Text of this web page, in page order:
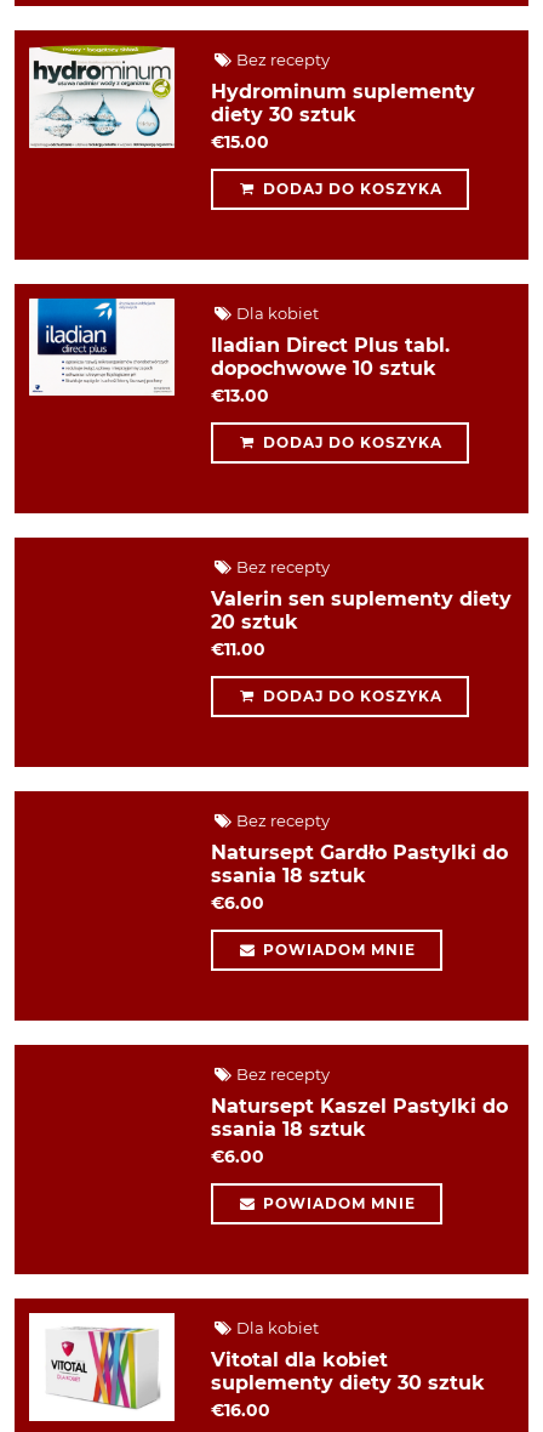
Bez recepty
Hydrominum suplementy
diety 30 sztuk
€15.00
DODAJ DO KOSZYKA
Dla kobiet
Iladian Direct Plus tabl.
dopochwowe 10 sztuk
€13.00
DODAJ DO KOSZYKA
Bez recepty
Valerin sen suplementy diety
20 sztuk
€11.00
DODAJ DO KOSZYKA
Bez recepty
Natursept Gardło Pastylki do
ssania 18 sztuk
€6.00
POWIADOM MNIE
Bez recepty
Natursept Kaszel Pastylki do
ssania 18 sztuk
€6.00
POWIADOM MNIE
Dla kobiet
Vitotal dla kobiet
suplementy diety 30 sztuk
€16.00